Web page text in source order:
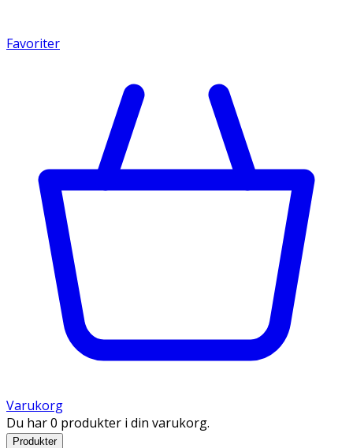
Favoriter
Varukorg
Du har 0 produkter i din varukorg.
Produkter